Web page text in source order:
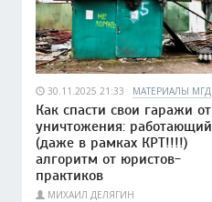
30.11.2025 21:33 МАТЕРИАЛЫ МГД
Как спасти свои гаражи от
уничтожения: работающий
(даже в рамках КРТ!!!!)
алгоритм от юристов-
практиков
МИХАИЛ ДЕЛЯГИН